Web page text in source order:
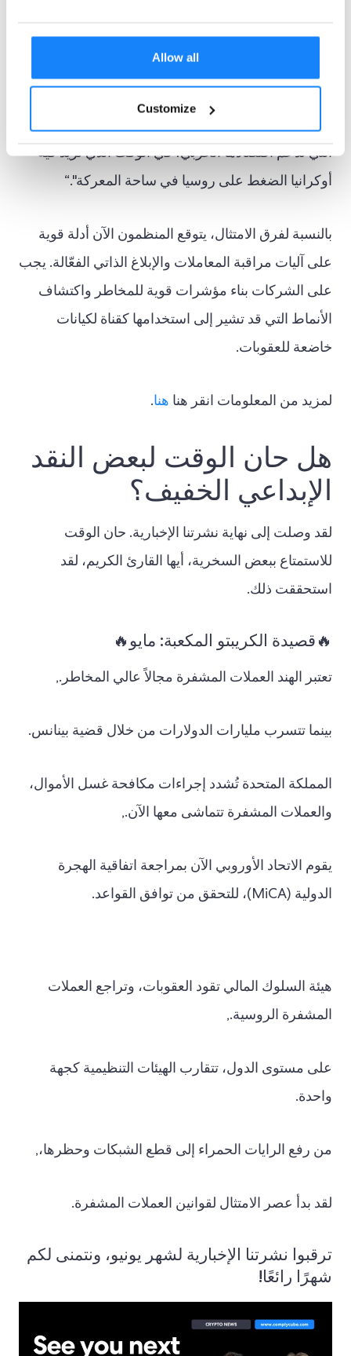
Allow all
Customize
أشارت وزيرة الخارجية البريطانية، إيفيت كوبر، في بيان
التي تدعم اقتصادها الحربي، في الوقت الذي تزيد فيه
أوكرانيا الضغط على روسيا في ساحة المعركة".“
بالنسبة لفرق الامتثال، يتوقع المنظمون الآن أدلة قوية
على آليات مراقبة المعاملات والإبلاغ الذاتي الفعّالة. يجب
على الشركات بناء مؤشرات قوية للمخاطر واكتشاف
الأنماط التي قد تشير إلى استخدامها كقناة لكيانات
خاضعة للعقوبات.
لمزيد من المعلومات انقر هنا هنا.
هل حان الوقت لبعض النقد
الإبداعي الخفيف؟
لقد وصلت إلى نهاية نشرتنا الإخبارية. حان الوقت
للاستمتاع ببعض السخرية، أيها القارئ الكريم، لقد
استحققت ذلك.
🔥قصيدة الكريبتو المكعبة: مايو🔥
تعتبر الهند العملات المشفرة مجالاً عالي المخاطر.,
بينما تتسرب مليارات الدولارات من خلال قضية بينانس.
المملكة المتحدة تُشدد إجراءات مكافحة غسل الأموال،
والعملات المشفرة تتماشى معها الآن.,
يقوم الاتحاد الأوروبي الآن بمراجعة اتفاقية الهجرة
الدولية (MiCA)، للتحقق من توافق القواعد.
هيئة السلوك المالي تقود العقوبات، وتراجع العملات
المشفرة الروسية.,
على مستوى الدول، تتقارب الهيئات التنظيمية كجهة
واحدة.
من رفع الرايات الحمراء إلى قطع الشبكات وحظرها،,
لقد بدأ عصر الامتثال لقوانين العملات المشفرة.
ترقبوا نشرتنا الإخبارية لشهر يونيو، ونتمنى لكم
شهرًا رائعًا!